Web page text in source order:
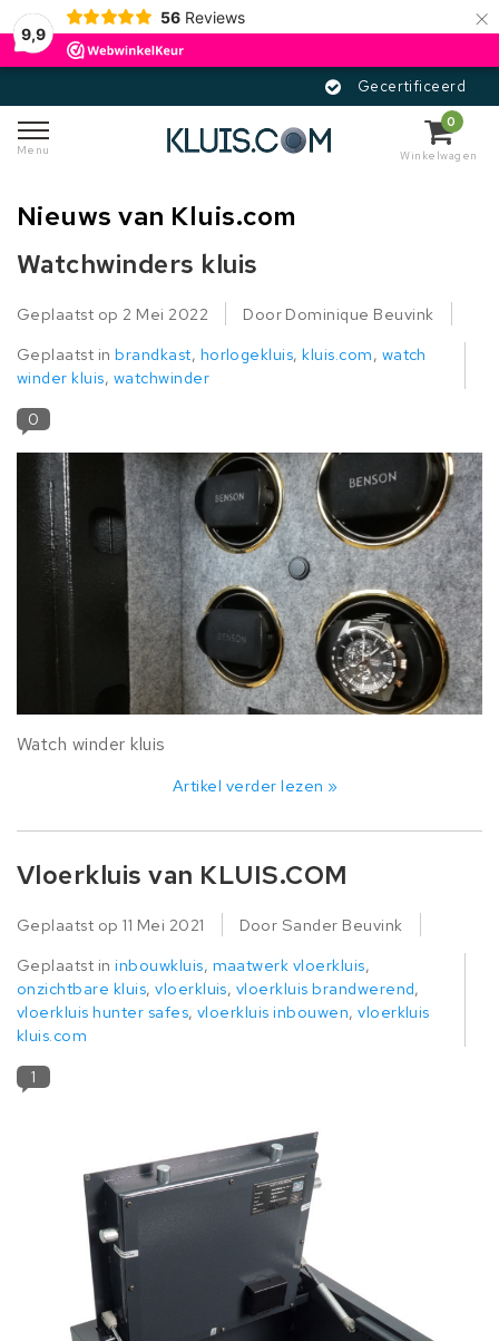
9,9
56 Reviews ×
Menu
0
Winkelwagen
Nieuws van Kluis.com
Watchwinders kluis
Geplaatst op 2 Mei 2022
Door Dominique Beuvink
Geplaatst inbrandkast, horlogekluis,kluis.com, watch
winder kluis, watchwinder
0
Watch winder kluis
Artikel verder lezen »
Vloerkluis van KLUIS.COM
Geplaatst op11 Mei 2021
Door Sander Beuvink
Geplaatst ininbouwkluis, maatwerk vloerkluis,
onzichtbare kluis,vloerkluis, vloerkluis brandwerend,
vloerkluis hunter safes,vloerkluis inbouwen,vloerkluis
kluis.com
1